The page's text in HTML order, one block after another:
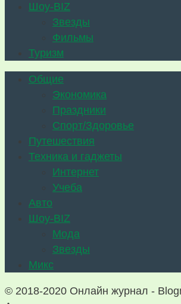
Шоу-BIZ
Звезды
Фильмы
Туризм
Общие
Экономика
Праздники
Спорт/Здоровье
Путешествия
Техника и гаджеты
Интернет
Учеба
Авто
Шоу-BIZ
Мода
Звезды
Микс
© 2018-2020 Онлайн журнал -